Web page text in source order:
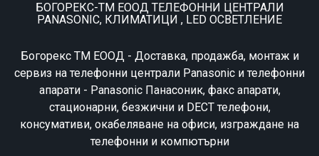
БОГОРЕКС-ТМ ЕООД ТЕЛЕФОННИ ЦЕНТРАЛИ
PANASONIC, КЛИМАТИЦИ , LED ОСВЕТЛЕНИЕ
Богорекс ТМ ЕООД - Доставка, продажба, монтаж и
сервиз на телефонни централи Panasonic и телефонни
апарати - Panasonic Панасоник, факс апарати,
стационарни, безжични и DECT телефони,
консумативи, окабеляване на офиси, изграждане на
телефонни и компютърни